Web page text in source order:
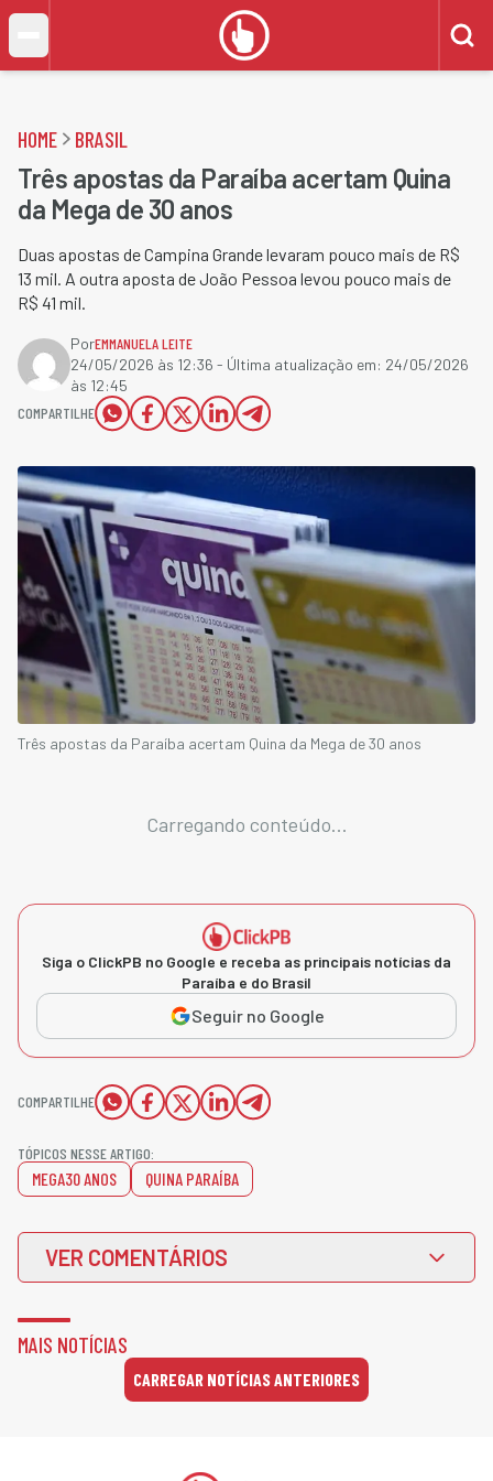
HOME BRASIL
Três apostas da Paraíba acertam Quina
da Mega de 30 anos
Duas apostas de Campina Grande levaram pouco mais de R$
13 mil. A outra aposta de João Pessoa levou pouco mais de
R$ 41 mil.
PorEMMANUELA LEITE
24/05/2026 às 12:36 - Última atualização em: 24/05/2026
às 12:45
COMPARTILHE
Três apostas da Paraíba acertam Quina da Mega de 30 anos
Carregando conteúdo...
Siga o ClickPB no Google e receba as principais notícias da
Paraíba e do Brasil
Seguir no Google
COMPARTILHE
TÓPICOS NESSE ARTIGO:
MEGA30 ANOS QUINA PARAÍBA
VER COMENTÁRIOS
MAIS NOTÍCIAS
CARREGAR NOTÍCIAS ANTERIORES